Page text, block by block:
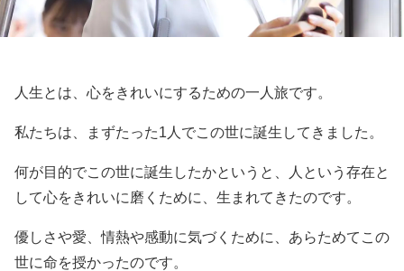
人生とは、心をきれいにするための一人旅です。
私たちは、まずたった1人でこの世に誕生してきました。
何が目的でこの世に誕生したかというと、人という存在と
して心をきれいに磨くために、生まれてきたのです。
優しさや愛、情熱や感動に気づくために、あらためてこの
世に命を授かったのです。